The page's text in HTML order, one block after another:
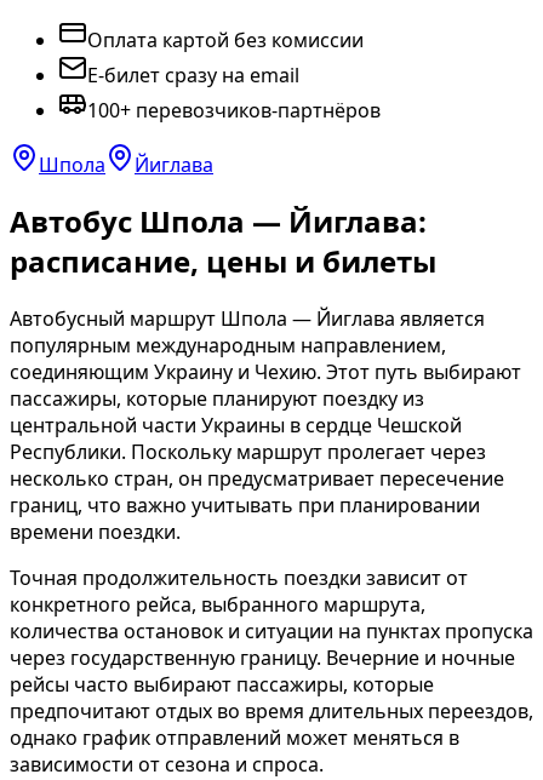
Оплата картой без комиссии
E-билет сразу на email
100+ перевозчиков-партнёров
Шпола Йиглава
Автобус Шпола — Йиглава:
расписание, цены и билеты
Автобусный маршрут Шпола — Йиглава является
популярным международным направлением,
соединяющим Украину и Чехию. Этот путь выбирают
пассажиры, которые планируют поездку из
центральной части Украины в сердце Чешской
Республики. Поскольку маршрут пролегает через
несколько стран, он предусматривает пересечение
границ, что важно учитывать при планировании
времени поездки.
Точная продолжительность поездки зависит от
конкретного рейса, выбранного маршрута,
количества остановок и ситуации на пунктах пропуска
через государственную границу. Вечерние и ночные
рейсы часто выбирают пассажиры, которые
предпочитают отдых во время длительных переездов,
однако график отправлений может меняться в
зависимости от сезона и спроса.